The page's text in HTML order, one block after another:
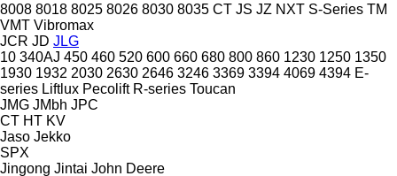
8008 8018 8025 8026 8030 8035 CT JS JZ NXT S-Series TM
VMT Vibromax
JCR JD JLG
10 340AJ 450 460 520 600 660 680 800 860 1230 1250 1350
1930 1932 2030 2630 2646 3246 3369 3394 4069 4394 E-
series Liftlux Pecolift R-series Toucan
JMG JMbh JPC
CT HT KV
Jaso Jekko
SPX
Jingong Jintai John Deere